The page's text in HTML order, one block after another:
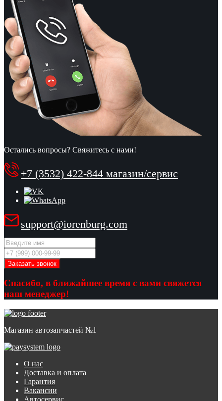
Остались вопросы? Свяжитесь с нами!
+7 (3532) 422-844 магазин/сервис
support@iorenburg.com
Спасибо, в ближайшее время с вами свяжется
наш менеджер!
Магазин автозапчастей №1
О нас
Доставка и оплата
Гарантия
Вакансии
Автосервис